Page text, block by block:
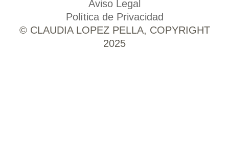
© CLAUDIA LOPEZ PELLA, COPYRIGHT
2025
Aviso Legal
Política de Privacidad